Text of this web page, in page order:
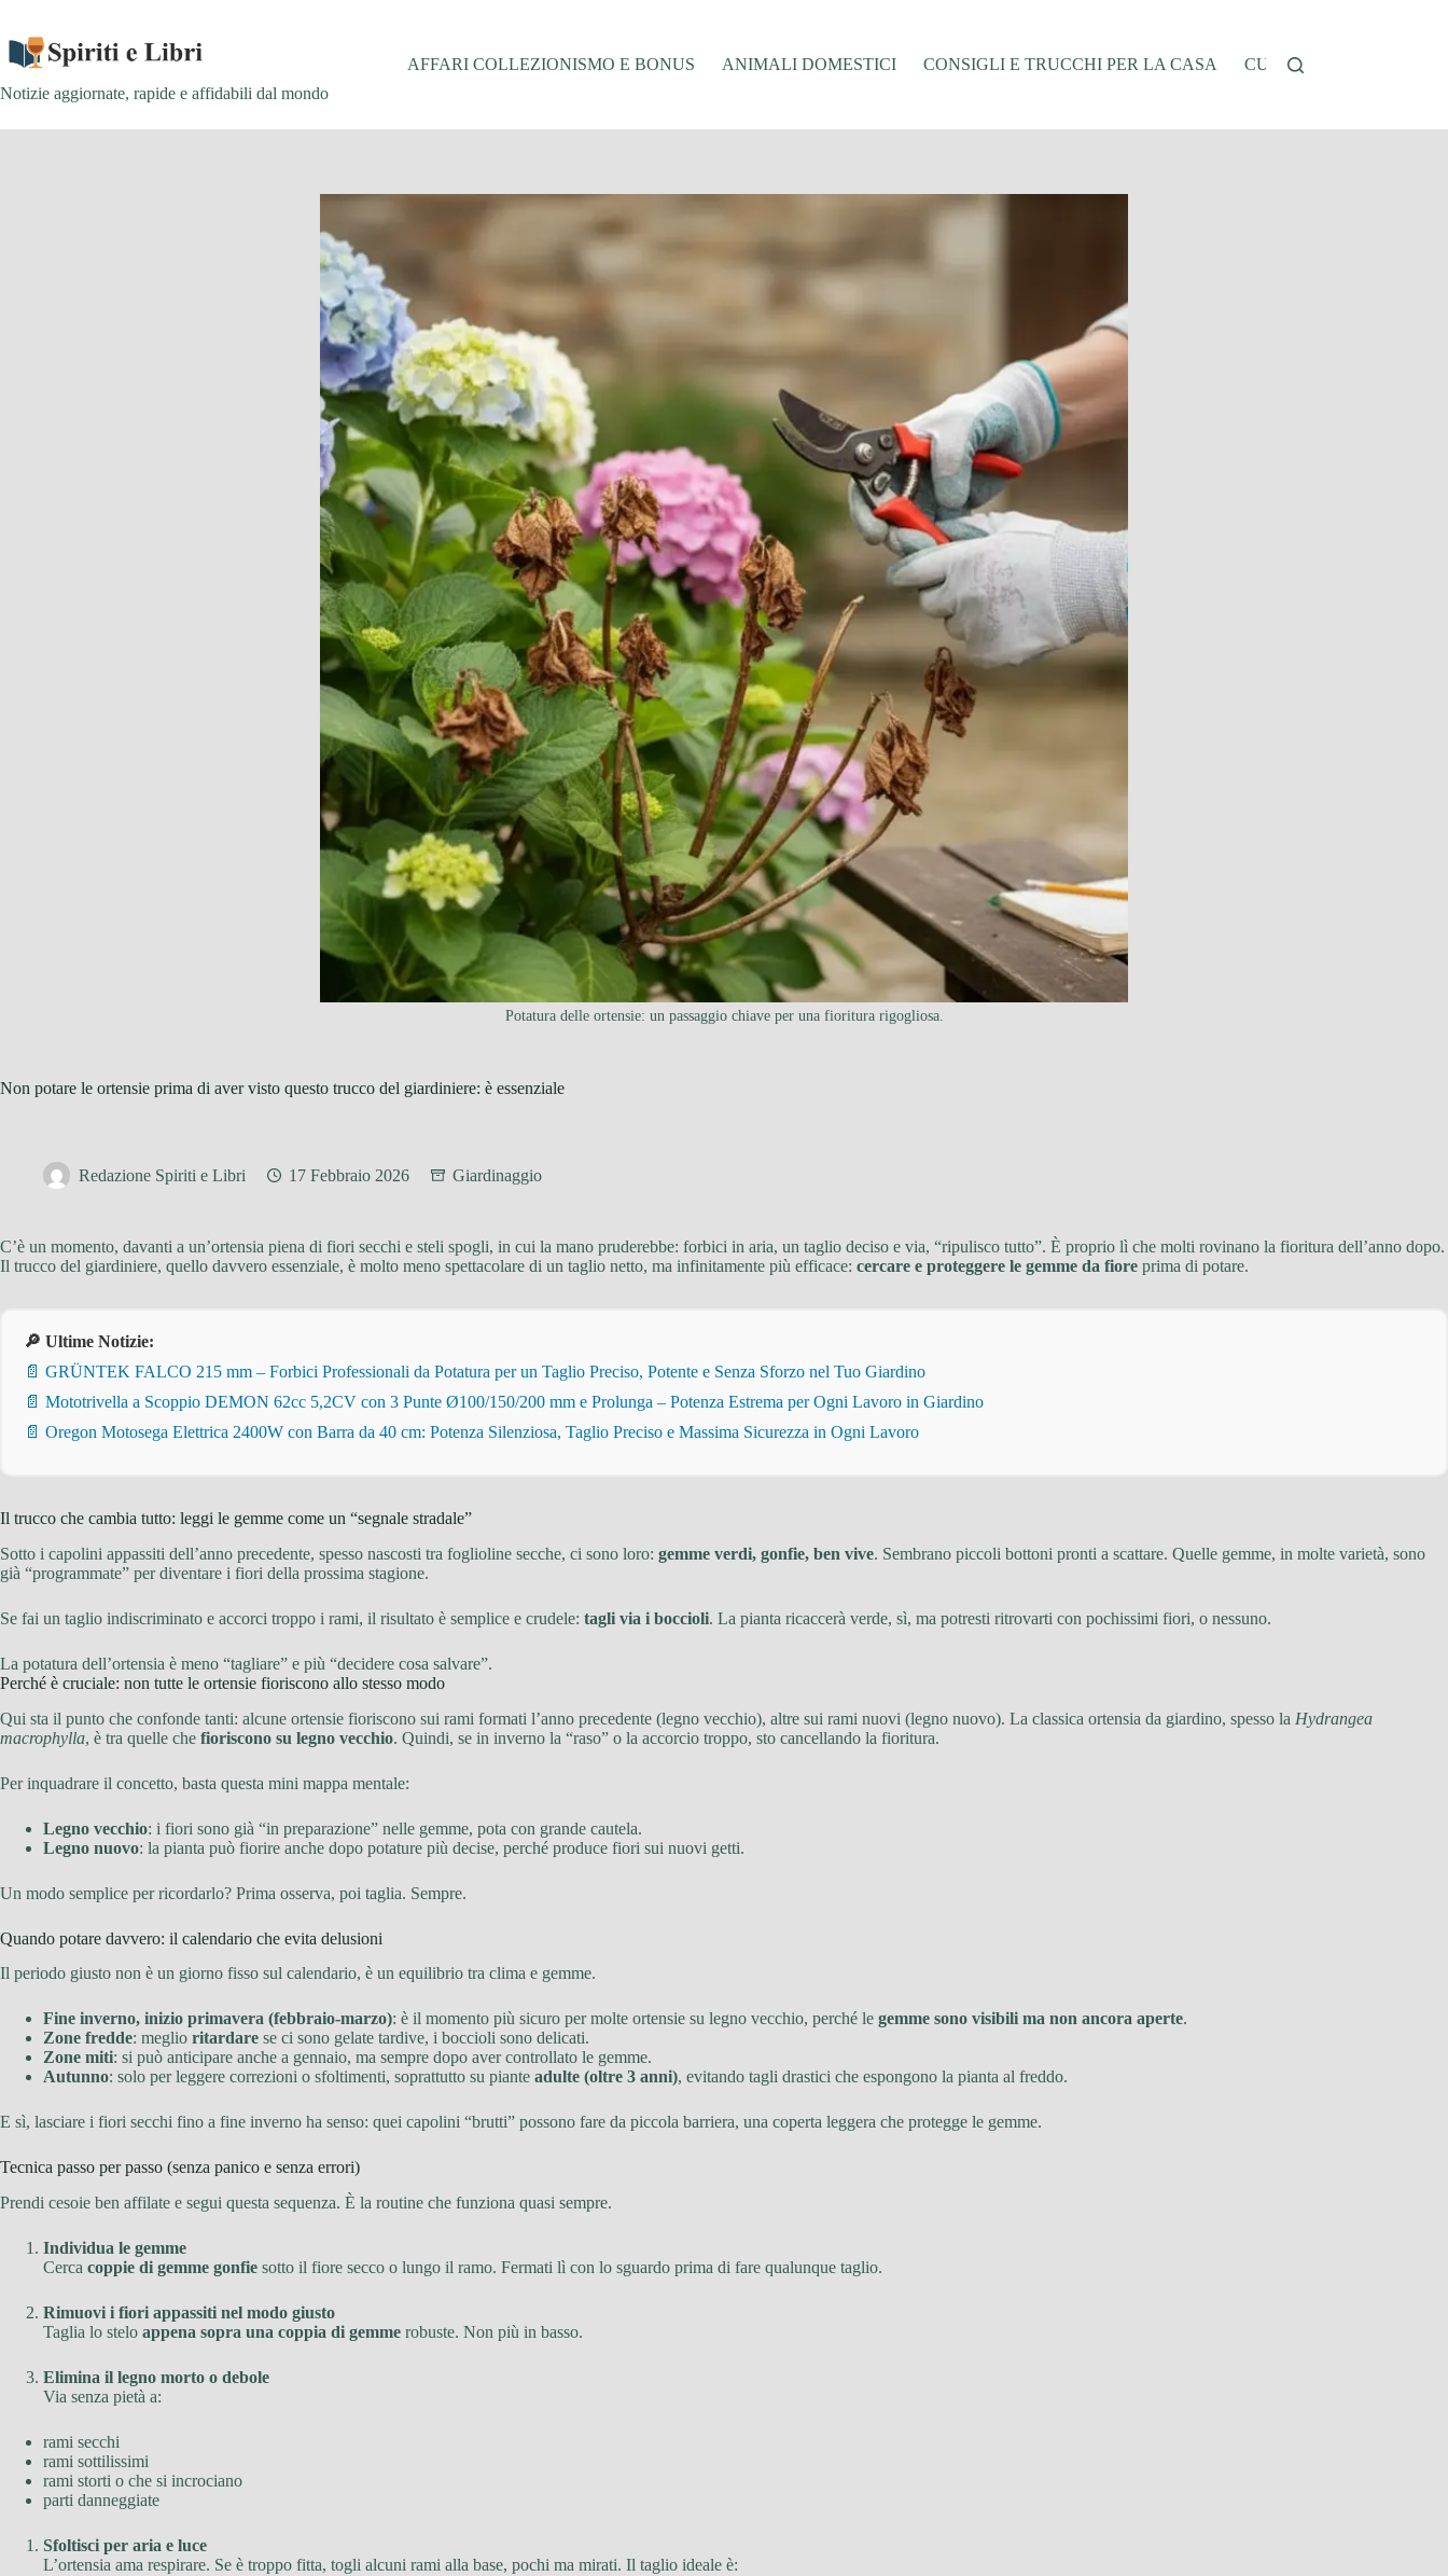
contenuto
Notizie aggiornate, rapide e affidabili dal mondo
AFFARI COLLEZIONISMO E BONUS ANIMALI DOMESTICI CONSIGLI E TRUCCHI PER LA CASA CUCINA E RICETTE
Potatura delle ortensie: un passaggio chiave per una fioritura rigogliosa.
Non potare le ortensie prima di aver visto questo trucco del giardiniere: è essenziale
Redazione Spiriti e Libri 17 Febbraio 2026 Giardinaggio
C’è un momento, davanti a un’ortensia piena di fiori secchi e steli spogli, in cui la mano pruderebbe: forbici in aria, un taglio deciso e via, “ripulisco tutto”. È proprio lì che molti rovinano la fioritura dell’anno dopo.
Il trucco del giardiniere, quello davvero essenziale, è molto meno spettacolare di un taglio netto, ma infinitamente più efficace: cercare e proteggere le gemme da fiore prima di potare.
🔎 Ultime Notizie:
📄 GRÜNTEK FALCO 215 mm – Forbici Professionali da Potatura per un Taglio Preciso, Potente e Senza Sforzo nel Tuo Giardino
📄 Mototrivella a Scoppio DEMON 62cc 5,2CV con 3 Punte Ø100/150/200 mm e Prolunga – Potenza Estrema per Ogni Lavoro in Giardino
📄 Oregon Motosega Elettrica 2400W con Barra da 40 cm: Potenza Silenziosa, Taglio Preciso e Massima Sicurezza in Ogni Lavoro
Il trucco che cambia tutto: leggi le gemme come un “segnale stradale”
Sotto i capolini appassiti dell’anno precedente, spesso nascosti tra foglioline secche, ci sono loro: gemme verdi, gonfie, ben vive. Sembrano piccoli bottoni pronti a scattare. Quelle gemme, in molte varietà, sono
già “programmate” per diventare i fiori della prossima stagione.
Se fai un taglio indiscriminato e accorci troppo i rami, il risultato è semplice e crudele: tagli via i boccioli. La pianta ricaccerà verde, sì, ma potresti ritrovarti con pochissimi fiori, o nessuno.
La potatura dell’ortensia è meno “tagliare” e più “decidere cosa salvare”.
Perché è cruciale: non tutte le ortensie fioriscono allo stesso modo
Qui sta il punto che confonde tanti: alcune ortensie fioriscono sui rami formati l’anno precedente (legno vecchio), altre sui rami nuovi (legno nuovo). La classica ortensia da giardino, spesso la Hydrangea
macrophylla, è tra quelle che fioriscono su legno vecchio. Quindi, se in inverno la “raso” o la accorcio troppo, sto cancellando la fioritura.
Per inquadrare il concetto, basta questa mini mappa mentale:
Legno vecchio: i fiori sono già “in preparazione” nelle gemme, pota con grande cautela.
Legno nuovo: la pianta può fiorire anche dopo potature più decise, perché produce fiori sui nuovi getti.
Un modo semplice per ricordarlo? Prima osserva, poi taglia. Sempre.
Quando potare davvero: il calendario che evita delusioni
Il periodo giusto non è un giorno fisso sul calendario, è un equilibrio tra clima e gemme.
Fine inverno, inizio primavera (febbraio-marzo): è il momento più sicuro per molte ortensie su legno vecchio, perché le gemme sono visibili ma non ancora aperte.
Zone fredde: meglio ritardare se ci sono gelate tardive, i boccioli sono delicati.
Zone miti: si può anticipare anche a gennaio, ma sempre dopo aver controllato le gemme.
Autunno: solo per leggere correzioni o sfoltimenti, soprattutto su piante adulte (oltre 3 anni), evitando tagli drastici che espongono la pianta al freddo.
E sì, lasciare i fiori secchi fino a fine inverno ha senso: quei capolini “brutti” possono fare da piccola barriera, una coperta leggera che protegge le gemme.
Tecnica passo per passo (senza panico e senza errori)
Prendi cesoie ben affilate e segui questa sequenza. È la routine che funziona quasi sempre.
Individua le gemme
Cerca coppie di gemme gonfie sotto il fiore secco o lungo il ramo. Fermati lì con lo sguardo prima di fare qualunque taglio.
Rimuovi i fiori appassiti nel modo giusto
Taglia lo stelo appena sopra una coppia di gemme robuste. Non più in basso.
Elimina il legno morto o debole
Via senza pietà a:
rami secchi
rami sottilissimi
rami storti o che si incrociano
parti danneggiate
Sfoltisci per aria e luce
L’ortensia ama respirare. Se è troppo fitta, togli alcuni rami alla base, pochi ma mirati. Il taglio ideale è: